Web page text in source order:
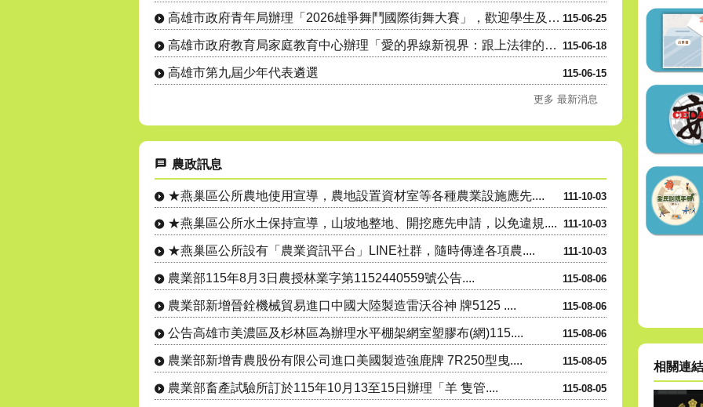
115-06-25
高雄市政府青年局辦理「2026雄爭舞鬥國際街舞大賽」，歡迎學生及民眾踴躍參與。
115-06-18
高雄市政府教育局家庭教育中心辦理「愛的界線新視界：跟上法律的新世代正向親職講座」親職教育系列講座活動....
115-06-15
高雄市第九屆少年代表遴選
更多 最新消息
農政訊息
111-10-03
★燕巢區公所農地使用宣導，農地設置資材室等各種農業設施應先....
111-10-03
★燕巢區公所水土保持宣導，山坡地整地、開挖應先申請，以免違規....
111-10-03
★燕巢區公所設有「農業資訊平台」LINE社群，隨時傳達各項農....
115-08-06
農業部115年8月3日農授林業字第1152440559號公告....
115-08-06
農業部新增晉銓機械貿易進口中國大陸製造雷沃谷神 牌5125 ....
115-08-06
公告高雄市美濃區及杉林區為辦理水平棚架網室塑膠布(網)115....
115-08-05
農業部新增青農股份有限公司進口美國製造強鹿牌 7R250型曳....
115-08-05
農業部畜產試驗所訂於115年10月13至15日辦理「羊 隻管....
相關連